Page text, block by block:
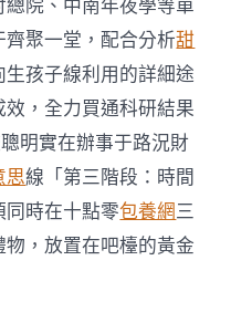
養
價
格
結
果
扎
根
路
況
財
產
一
總院、中南年夜學等單
聚一堂，配合分析甜
孩子線利用的詳細途
，全力買通科研結果
明實在辦事于路況財
思線「第三階段：時間
同時在十點零包養網三
，放置在吧檯的黃金